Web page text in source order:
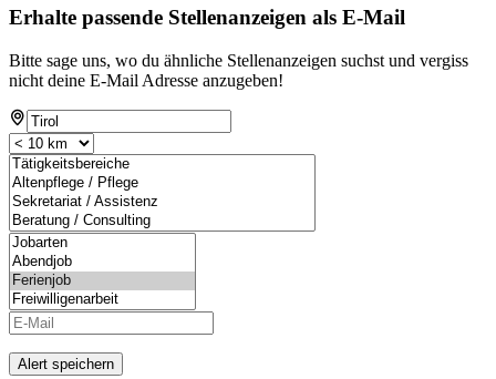
Erhalte passende Stellenanzeigen als E-Mail
Bitte sage uns, wo du ähnliche Stellenanzeigen suchst und vergiss
nicht deine E-Mail Adresse anzugeben!
Alert speichern